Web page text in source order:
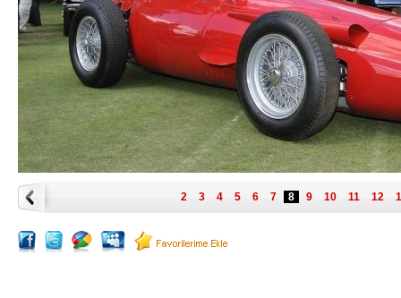
2 3 4 5 6 7 8 9 10 11 12